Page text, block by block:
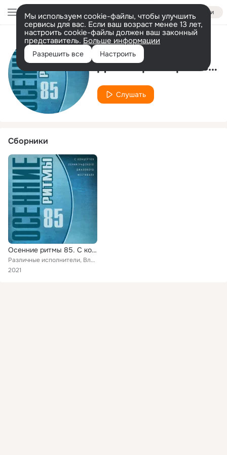
Войти
Мы используем cookie-файлы, чтобы улучшить
сервисы для вас. Если ваш возраст менее 13 лет,
настроить cookie-файлы должен ваш законный
представитель. Больше информации
Разрешить все Настроить
Исполнитель
Джаз-оркестр Ростовского училища искусств под управлением Кима Назаретова
Слушать
Сборники
Осенние ритмы 85. С концертов Ленинградского джазового фестиваля
Различные исполнители, Владимир Воронецкий, Квинтет Михаила Левина, Квартет Отара Маградзе, Джаз ансамбль под управлением Валери...
2021